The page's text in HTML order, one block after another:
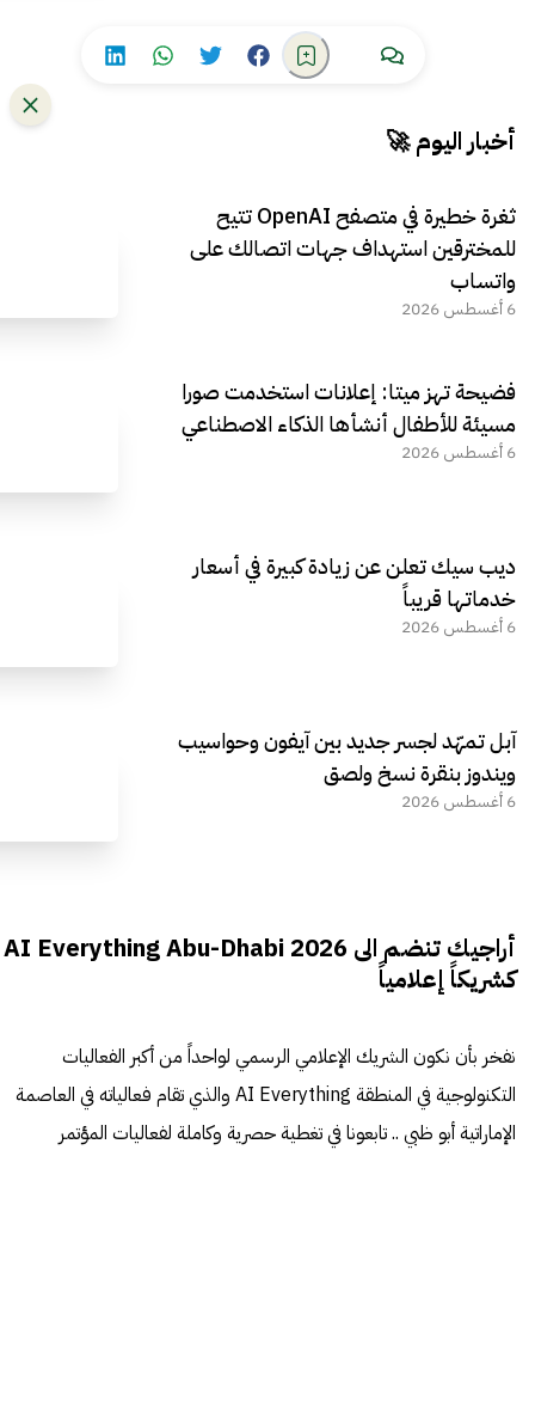
أخبار اليوم 🚀
ثغرة خطيرة في متصفح OpenAI تتيح
للمخترقين استهداف جهات اتصالك على
واتساب
6 أغسطس 2026
فضيحة تهز ميتا: إعلانات استخدمت صورا
مسيئة للأطفال أنشأها الذكاء الاصطناعي
6 أغسطس 2026
ديب سيك تعلن عن زيادة كبيرة في أسعار
خدماتها قريباً
6 أغسطس 2026
آبل تمهّد لجسر جديد بين آيفون وحواسيب
ويندوز بنقرة نسخ ولصق
6 أغسطس 2026
أراجيك تنضم الى AI Everything Abu-Dhabi 2026
كشريكاً إعلامياً
نفخر بأن نكون الشريك الإعلامي الرسمي لواحداً من أكبر الفعاليات
التكنولوجية في المنطقة AI Everything والذي تقام فعالياته في العاصمة
الإماراتية أبو ظبي .. تابعونا في تغطية حصرية وكاملة لفعاليات المؤتمر